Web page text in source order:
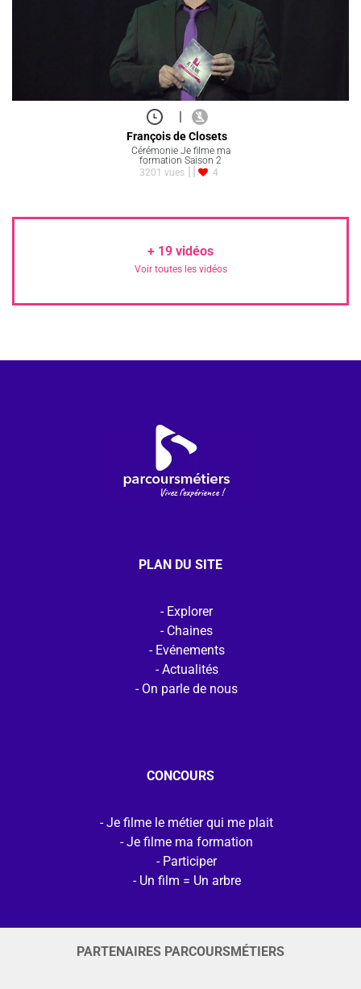
|
François de Closets
Cérémonie Je filme ma
formation Saison 2
3201 vues
4
+ 19 vidéos
Voir toutes les vidéos
PLAN DU SITE
Explorer
Chaines
Evénements
Actualités
On parle de nous
CONCOURS
Je filme le métier qui me plait
Je filme ma formation
Participer
Un film = Un arbre
PARTENAIRES PARCOURSMÉTIERS